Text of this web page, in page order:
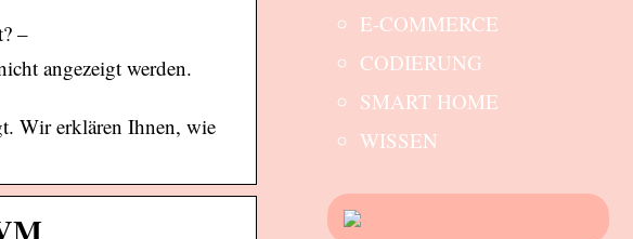
–
angezeigt werden.
Wir erklären Ihnen, wie
E-COMMERCE
CODIERUNG
SMART HOME
WISSEN